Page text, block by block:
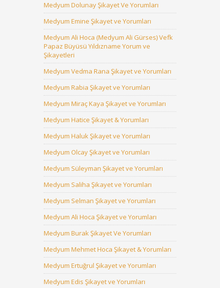
Medyum Dolunay Şikayet Ve Yorumları
Medyum Emine Şikayet ve Yorumları
Medyum Ali Hoca (Medyum Ali Gürses) Vefk
Papaz Büyüsü Yıldızname Yorum ve
Şikayetleri
Medyum Vedma Rana Şikayet ve Yorumları
Medyum Rabia Şikayet ve Yorumları
Medyum Miraç Kaya Şikayet ve Yorumları
Medyum Hatice Şikayet & Yorumları
Medyum Haluk Şikayet ve Yorumları
Medyum Olcay Şikayet ve Yorumları
Medyum Süleyman Şikayet ve Yorumları
Medyum Saliha Şikayet ve Yorumları
Medyum Selman Şikayet ve Yorumları
Medyum Ali Hoca Şikayet ve Yorumları
Medyum Burak Şikayet Ve Yorumları
Medyum Mehmet Hoca Şikayet & Yorumları
Medyum Ertuğrul Şikayet ve Yorumları
Medyum Edis Şikayet ve Yorumları